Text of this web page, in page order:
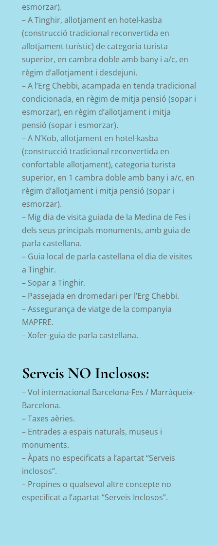
esmorzar).
– A Tinghir, allotjament en hotel-kasba
(construcció tradicional reconvertida en
allotjament turístic) de categoria turista
superior, en cambra doble amb bany i a/c, en
règim d’allotjament i desdejuni.
– A l’Erg Chebbi, acampada en tenda tradicional
condicionada, en règim de mitja pensió (sopar i
esmorzar), en règim d’allotjament i mitja
pensió (sopar i esmorzar).
– A N’Kob, allotjament en hotel-kasba
(construcció tradicional reconvertida en
confortable allotjament), categoria turista
superior, en 1 cambra doble amb bany i a/c, en
règim d’allotjament i mitja pensió (sopar i
esmorzar).
– Mig dia de visita guiada de la Medina de Fes i
dels seus principals monuments, amb guia de
parla castellana.
– Guia local de parla castellana el dia de visites
a Tinghir.
– Sopar a Tinghir.
– Passejada en dromedari per l’Erg Chebbi.
– Assegurança de viatge de la companyia
MAPFRE.
– Xofer-guia de parla castellana.
Serveis NO Inclosos:
– Vol internacional Barcelona-Fes / Marràqueix-
Barcelona.
–Taxes aèries.
– Entrades a espais naturals, museus i
monuments.
– Àpats no especificats a l’apartat “Serveis
inclosos”.
– Propines o qualsevol altre concepte no
especificat a l’apartat “Serveis Inclosos”.